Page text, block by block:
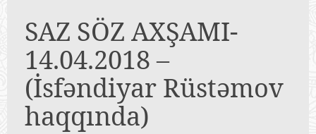
SAZ SÖZ AXŞAMI-
14.04.2018 –
(İsfəndiyar Rüstəmov
haqqında)